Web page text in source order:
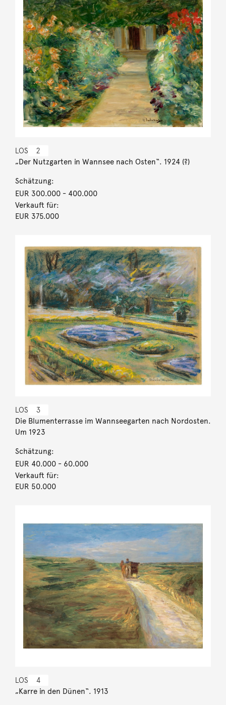
LOS 2
„Der Nutzgarten in Wannsee nach Osten“. 1924 (?)
Schätzung:
EUR 300.000- 400.000
Verkauft für:
EUR 375.000
LOS 3
Die Blumenterrasse im Wannseegarten nach Nordosten.
Um 1923
Schätzung:
EUR 40.000- 60.000
Verkauft für:
EUR 50.000
LOS 4
„Karre in den Dünen“. 1913